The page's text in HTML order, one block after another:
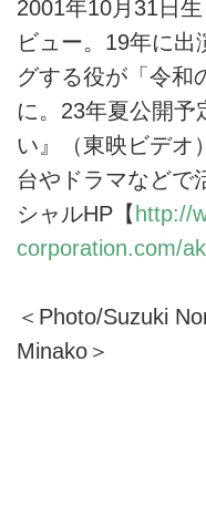
2001年10月31日
ビュー。19年に出
グする役が「令和
に。23年夏公開予
い』（東映ビデオ
台やドラマなどで
シャルHP【 http://
corporation.com/
＜Photo/Suzuki
Minako＞